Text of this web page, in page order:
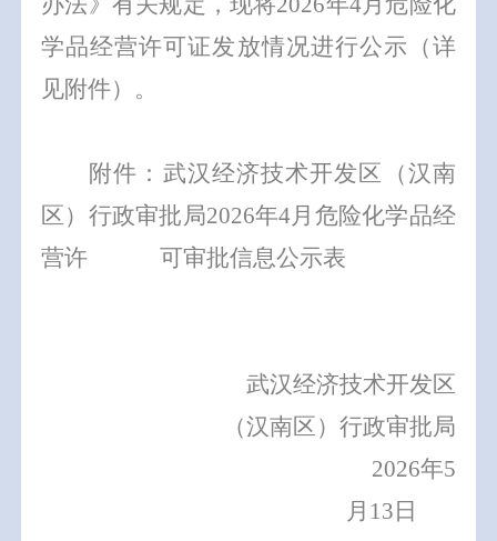
学品经营许可证发放情况进行公示（详
见附件）。
附件：武汉经济技术开发区
（汉南
区） 行政审批局2026年4月危险化学品经
营许 可审批信息公示表
武汉经济技术开发区
（汉南区）行政审批局
2026年5
月 13 日